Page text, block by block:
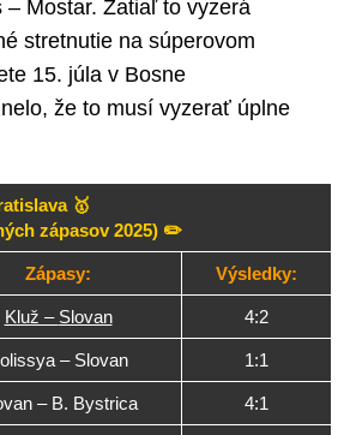
Mostar. Zatiaľ to vyzerá
stretnutie na súperovom
15. júla v Bosne
že to musí vyzerať úplne
🥇
zápasov 2025) ✏️
Zápasy: Výsledky:
Kluž – Slovan 4:2
– Slovan 1:1
– B. Bystrica 4:1